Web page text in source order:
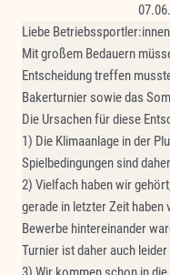
Liebe
Mit großem Bedauern
Entscheidung treffen
Bakerturnier sowie das
Die Ursachen für diese
1) Die Klimaanlage in der
Spielbedingungen sind
2) Vielfach haben wir
gerade in letzter Zeit haben
Bewerbe hintereinander
Turnier ist daher auch